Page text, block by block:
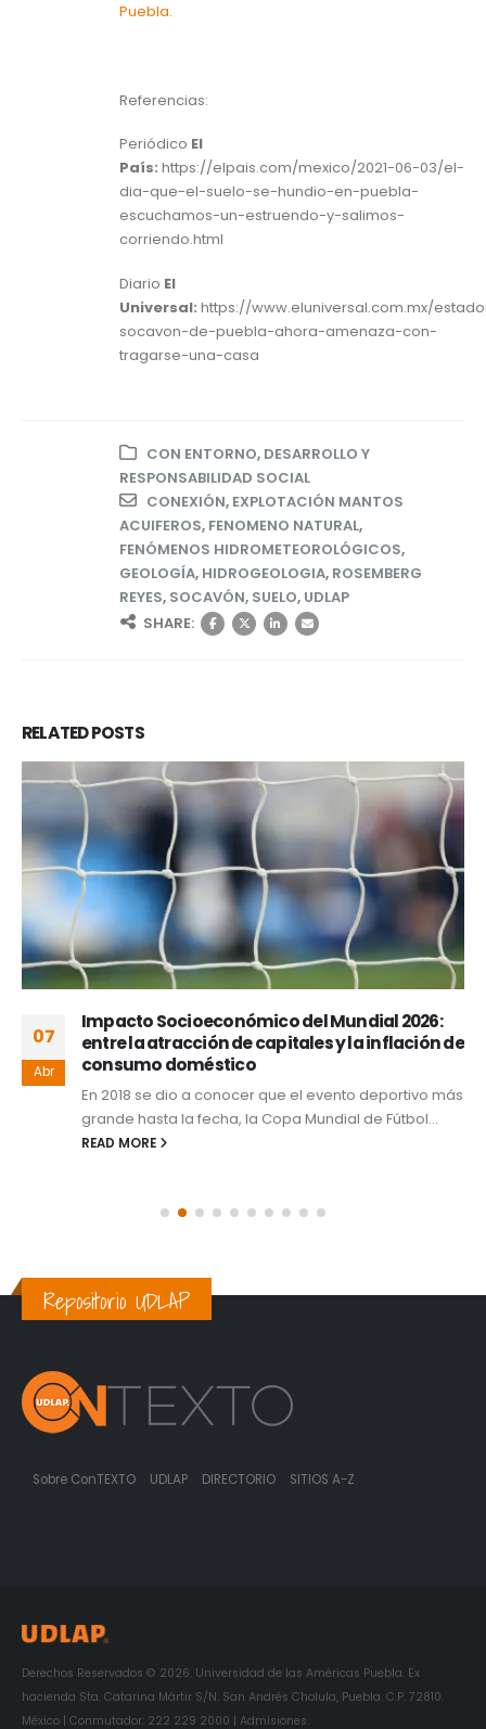
Puebla.
Referencias:
Periódico El
País: https://elpais.com/mexico/2021-06-03/el-
dia-que-el-suelo-se-hundio-en-puebla-
escuchamos-un-estruendo-y-salimos-
corriendo.html
Diario El
Universal: https://www.eluniversal.com.mx/
socavon-de-puebla-ahora-amenaza-con-
tragarse-una-casa
CON ENTORNO, DESARROLLO Y
RESPONSABILIDAD SOCIAL
CONEXIÓN, EXPLOTACIÓN MANTOS
ACUIFEROS, FENOMENO NATURAL,
FENÓMENOS HIDROMETEOROLÓGICOS,
GEOLOGÍA, HIDROGEOLOGIA, ROSEMBERG
REYES, SOCAVÓN, SUELO, UDLAP
SHARE:
RELATEDPOSTS
07
Abr
Impacto Socioeconómico del Mundial 2026:
entre la atracción de capitales y la inflación de
consumo doméstico
En 2018 se dio a conocer que el evento deportivo más
grande hasta la fecha, la Copa Mundial de Fútbol...
READ MORE
Repositorio UDLAP
Sobre ConTEXTO UDLAP DIRECTORIO SITIOS A-Z
Derechos Reservados © 2026. Universidad de las Américas Puebla. Ex
hacienda Sta. Catarina Mártir S/N. San Andrés Cholula, Puebla. C.P. 72810.
México | Conmutador: 222 229 2000 | Admisiones: